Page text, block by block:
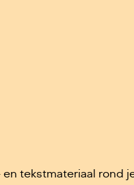
tekstmateriaal rond